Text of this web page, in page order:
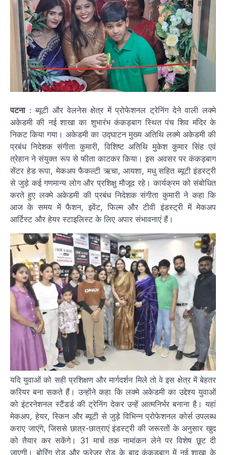
पटना: ब्यूटी और वेलनेस क्षेत्र में प्रोफेशनल ट्रेनिंग देने वाली लक्मे
अकेडमी की नई शाखा का शुभारंभ कंकड़बाग स्थित पंच शिव मंदिर के
निकट किया गया। अकेडमी का उद्घाटन मुख्य अतिथि लक्मे अकेडमी की
प्रबंध निदेशक संगीता कुमारी, विशिष्ट अतिथि मुकेश कुमार सिंह एवं
त्रेहान ने संयुक्त रूप से फीता काटकर किया। इस अवसर पर कंकड़बाग
सेंटर हेड रूपा, मेकअप फैकल्टी ऋचा, आयशा, मधु सहित ब्यूटी इंडस्ट्री
से जुड़े कई गणमान्य लोग और प्रशिक्षु मौजूद रहे। कार्यक्रम को संबोधित
करते हुए लक्मे अकेडमी की प्रबंध निदेशक संगीता कुमारी ने कहा कि
आज के समय में फैशन, इवेंट, फिल्म और टीवी इंडस्ट्री में मेकअप
आर्टिस्ट और हेयर स्टाइलिस्ट के लिए अपार संभावनाएं हैं।
यदि युवाओं को सही प्रशिक्षण और मार्गदर्शन मिले तो वे इस क्षेत्र में बेहतर
करियर बना सकते हैं। उन्होंने कहा कि लक्मे अकेडमी का उद्देश्य युवाओं
को इंटरनेशनल स्टैंडर्ड की ट्रेनिंग देकर उन्हें आत्मनिर्भर बनाना है। यहां
मेकअप, हेयर, स्किन और ब्यूटी से जुड़े विभिन्न प्रोफेशनल कोर्स उपलब्ध
कराए जाएंगे, जिससे छात्र-छात्राएं इंडस्ट्री की जरूरतों के अनुसार खुद
को तैयार कर सकेंगे। 31 मार्च तक नामांकन लेने पर विशेष छूट दी
जाएगी। बोरिंग रोड और फ्रेजर रोड के बाद कंकड़बाग में नई शाखा के